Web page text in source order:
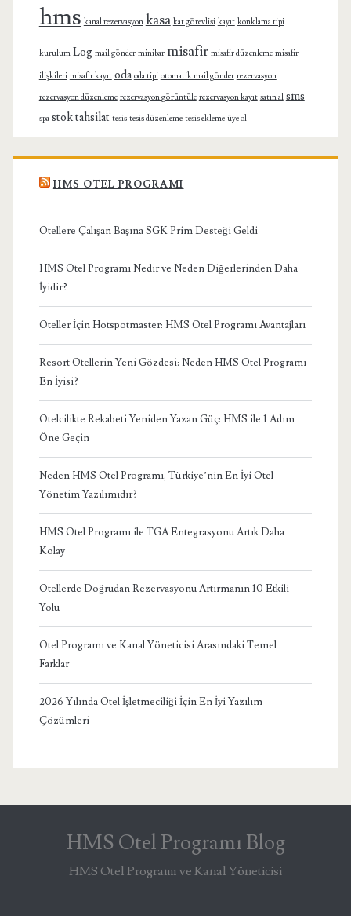
hms kanal rezervasyon kasa kat görevlisi kayıt konklama tipi
kurulum Log mail gönder minibar misafir misafir düzenleme misafir
ilişkileri misafir kayıt oda oda tipi otomatik mail gönder rezervasyon
rezervasyon düzenleme rezervasyon görüntüle rezervasyon kayıt satın al sms
spa stoktahsilat tesis tesis düzenleme tesis ekleme üye ol
HMS OTEL PROGRAMI
Otellere Çalışan Başına SGK Prim Desteği Geldi
HMS Otel Programı Nedir ve Neden Diğerlerinden Daha
İyidir?
Oteller İçin Hotspotmaster: HMS Otel Programı Avantajları
Resort Otellerin Yeni Gözdesi: Neden HMS Otel Programı
En İyisi?
Otelcilikte Rekabeti Yeniden Yazan Güç: HMS ile 1 Adım
Öne Geçin
Neden HMS Otel Programı, Türkiye’nin En İyi Otel
Yönetim Yazılımıdır?
HMS Otel Programı ile TGA Entegrasyonu Artık Daha
Kolay
Otellerde Doğrudan Rezervasyonu Artırmanın 10 Etkili
Yolu
Otel Programı ve Kanal Yöneticisi Arasındaki Temel
Farklar
2026 Yılında Otel İşletmeciliği İçin En İyi Yazılım
Çözümleri
HMS Otel Programı Blog
HMS Otel Programı ve Kanal Yöneticisi